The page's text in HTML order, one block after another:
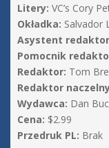
Litery: VC’s Cory
Okładka: Salvador
Asystent
Pomocnik
Redaktor: Tom
Redaktor
Wydawca: Dan
Cena: $2.99
Przedruk PL: Brak